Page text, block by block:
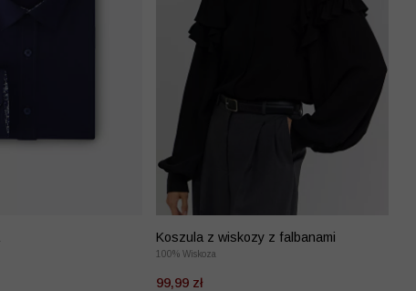
Koszula z wiskozy z falbanami
100% Wiskoza
99,99 zł